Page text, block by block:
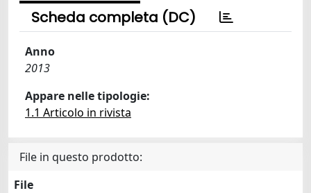
Scheda completa (DC)
Anno
2013
Appare nelle tipologie:
1.1 Articolo in rivista
File in questo prodotto:
File